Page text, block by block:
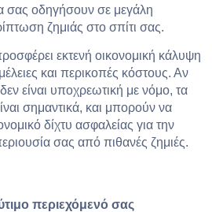
σας οδηγήσουν σε μεγάλη
ζημιάς στο σπίτι σας.
εκτενή οικονομική κάλυψη
και περικοπές κόστους. Αν
είναι υποχρεωτική με νόμο, τα
σημαντικά, και μπορούν να
δίχτυ ασφαλείας για την
σας από πιθανές ζημιές.
περιεχόμενό σας